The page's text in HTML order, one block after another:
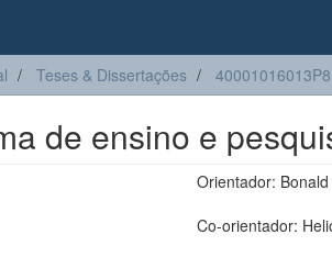
Teses & Dissertações
de ensino e
Orientador:
Co-orientador: